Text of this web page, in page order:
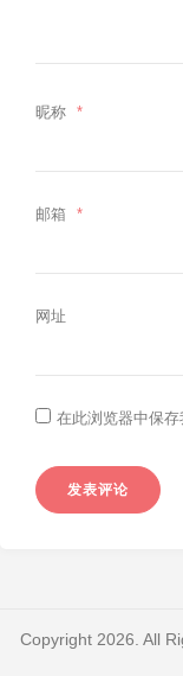
昵称 *
邮箱 *
网址
在此浏览器中保存
Copyright 2026. All